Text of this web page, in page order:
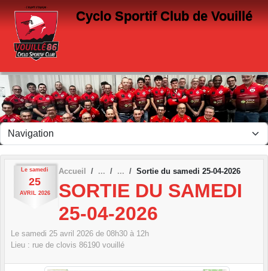
Cyclo Sportif Club de Vouillé
Le samedi
25
AVRIL 2026
Accueil Sortie du samedi 25-04-2026
SORTIE DU SAMEDI
25-04-2026
Le samedi 25 avril 2026 de 08h30 à 12h
Lieu : rue de clovis 86190 vouillé
Panneau de gestion des cookies